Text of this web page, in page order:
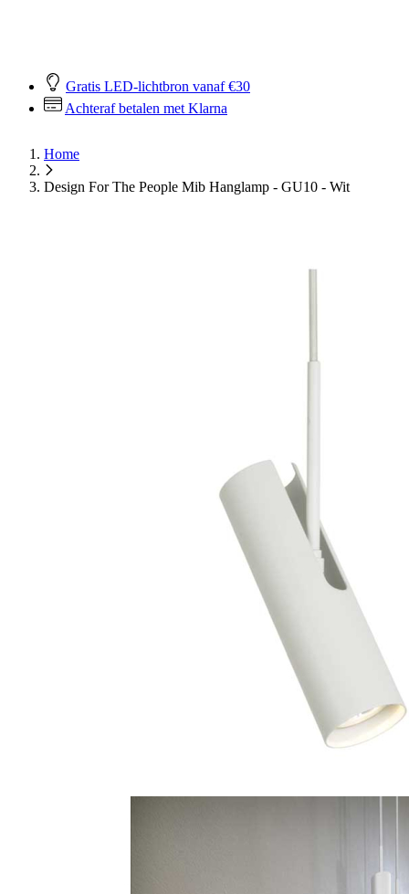
Gratis LED-lichtbron vanaf €30
Achteraf betalen met Klarna
Home
Design For The People Mib Hanglamp - GU10 - Wit